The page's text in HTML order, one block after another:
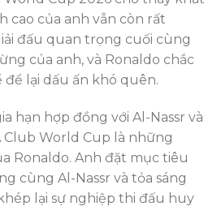
cao của anh vẫn còn rất
đấu quan trọng cuối cùng
của anh, và Ronaldo chắc
để lại dấu ấn khó quên.
hạn hợp đồng với Al-Nassr và
Club World Cup là những
Ronaldo. Anh đặt mục tiêu
cùng Al-Nassr và tỏa sáng
lại sự nghiệp thi đấu huy